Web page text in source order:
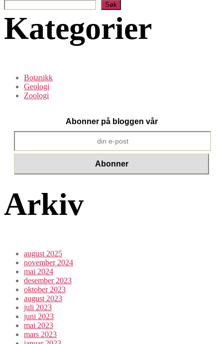
Søk
Kategorier
Botanikk
Geologi
Zoologi
Abonner på bloggen vår
Arkiv
august 2025
november 2024
mai 2024
desember 2023
oktober 2023
august 2023
juli 2023
juni 2023
mai 2023
mars 2023